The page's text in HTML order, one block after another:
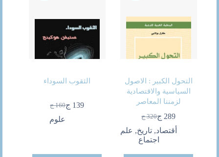
التحول الكبير : الاصول
السياسية والاقتصادية
لزمننا المعاصر
320 ج
السعر
الأصلي
هو:
289 جالسعر
الحالي
هو:
أقتصاد, تاريخ, علم
اجتماع
الثقوب السوداء
160 ج
السعر
الأصلي
139 جالسعر
الحالي
علوم